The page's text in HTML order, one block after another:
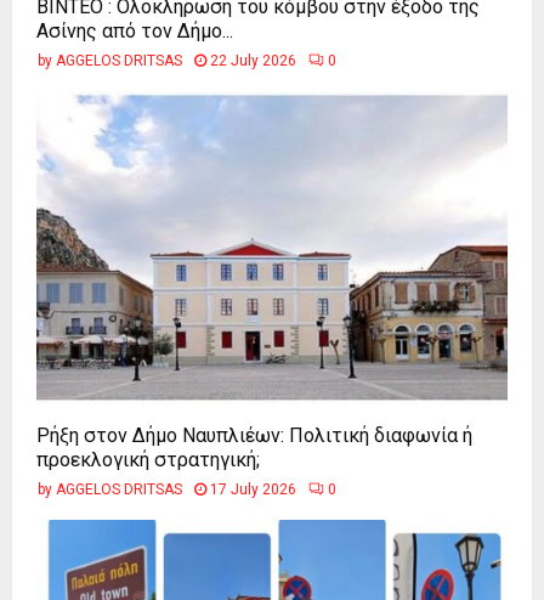
ΒΙΝΤΕΟ : Ολοκλήρωση του κόμβου στην έξοδο της
Ασίνης από τον Δήμο...
by AGGELOS DRITSAS 22 July 2026 0
Ρήξη στον Δήμο Ναυπλιέων: Πολιτική διαφωνία ή
προεκλογική στρατηγική;
by AGGELOS DRITSAS 17 July 2026 0